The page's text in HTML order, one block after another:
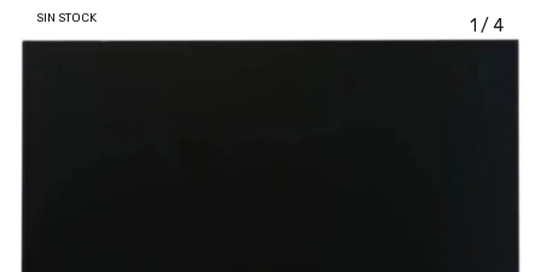
SIN STOCK 1 / 4